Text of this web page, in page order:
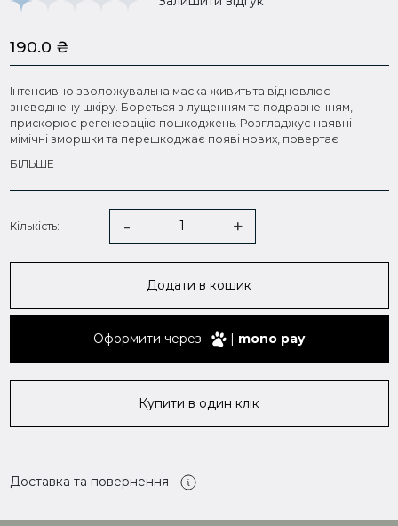
190.0 ₴
Інтенсивно зволожувальна маска живить та відновлює
зневоднену шкіру. Бореться з лущенням та подразненням,
прискорює регенерацію пошкоджень. Розгладжує наявні
мімічні зморшки та перешкоджає появі нових, повертає
ознаки старіння стають менш помітними, запалення проходять
як жінками, так і чоловіками.
Активні компоненти:
та відновлюють ліпідний бар'єр. Захищають шкіру від
зневоднення і роблять її стійкішою до агресивних зовнішніх
Гіалуронова кислотазволожує та відновлює шкіру, надає
клітини від вільних радикалів та окислювального стресу,
та подразнення, загоюють пошкодження та повертають
БІЛЬШЕ
Кількість: - +
Додати в кошик
Оформити через | mono pay
Купити в один клік
Доставка та повернення